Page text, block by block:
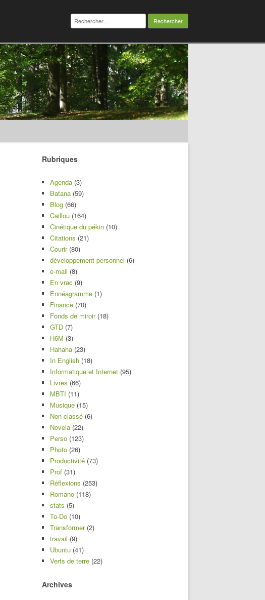
Rechercher :
Rubriques
Agenda (3)
Batana (59)
Blog (66)
Caillou (164)
Cinétique du pékin (10)
Citations (21)
Courir(80)
développement personnel (6)
e-mail (8)
En vrac (9)
Ennéagramme (1)
Finance (70)
Fonds de miroir(18)
GTD (7)
H6M (3)
Hahaha (23)
In English (18)
Informatique et Internet (95)
Livres (66)
MBTI (11)
Musique (15)
Non classé (6)
Novela (22)
Perso (123)
Photo (26)
Productivité (73)
Prof (31)
Réflexions (253)
Romano (118)
stats (5)
To-Do (10)
Transformer(2)
travail (9)
Ubuntu (41)
Verts de terre (22)
Archives